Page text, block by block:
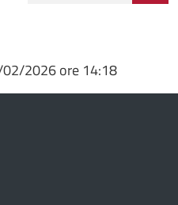
su
Facebook
Condividi
su
Condividi
2026 ore 14:18